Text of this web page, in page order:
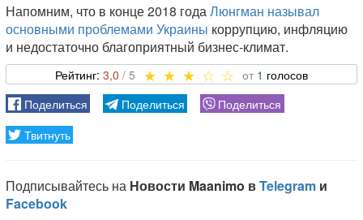
Напомним, что в конце 2018 годаЛюнгман называл
основными проблемами Украины коррупцию, инфляцию
и недостаточно благоприятный бизнес-климат.
3,0 1